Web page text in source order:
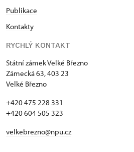
Publikace
Kontakty
RYCHLÝ KONTAKT
Státní zámek Velké Březno
Zámecká 63, 403 23
Velké Březno
+420 475 228 331
+420 604 505 323
velkebrezno@npu.cz